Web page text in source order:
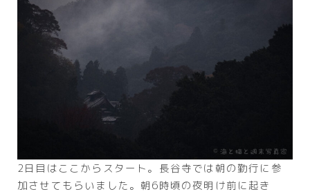
2日目はここからスタート。長谷寺では朝の勤行に参
加させてもらいました。朝6時頃の夜明け前に起き